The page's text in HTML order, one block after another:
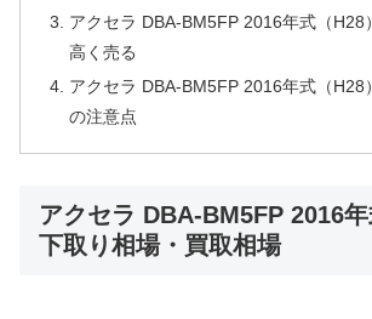
アクセラ DBA-BM5FP 2016年式（H28
高く売る
アクセラ DBA-BM5FP 2016年式（H28
の注意点
アクセラ DBA-BM5FP 2016年
下取り相場・買取相場